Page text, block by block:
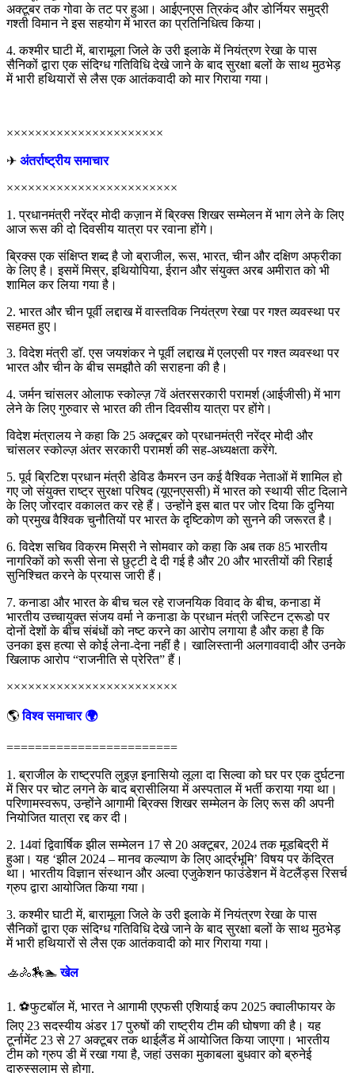
अक्टूबर तक गोवा के तट पर हुआ। आईएनएस त्रिकंद और डोर्नियर समुद्री
गश्ती विमान ने इस सहयोग में भारत का प्रतिनिधित्व किया।
4. कश्मीर घाटी में, बारामूला जिले के उरी इलाके में नियंत्रण रेखा के पास
सैनिकों द्वारा एक संदिग्ध गतिविधि देखे जाने के बाद सुरक्षा बलों के साथ मुठभेड़
में भारी हथियारों से लैस एक आतंकवादी को मार गिराया गया।
××××××××××××××××××××××
✈ अंतर्राष्ट्रीय समाचार
××××××××××××××××××××××××
1. प्रधानमंत्री नरेंद्र मोदी कज़ान में ब्रिक्स शिखर सम्मेलन में भाग लेने के लिए
आज रूस की दो दिवसीय यात्रा पर रवाना होंगे।
ब्रिक्स एक संक्षिप्त शब्द है जो ब्राजील, रूस, भारत, चीन और दक्षिण अफ्रीका
के लिए है। इसमें मिस्र, इथियोपिया, ईरान और संयुक्त अरब अमीरात को भी
शामिल कर लिया गया है।
2. भारत और चीन पूर्वी लद्दाख में वास्तविक नियंत्रण रेखा पर गश्त व्यवस्था पर
सहमत हुए।
3. विदेश मंत्री डॉ. एस जयशंकर ने पूर्वी लद्दाख में एलएसी पर गश्त व्यवस्था पर
भारत और चीन के बीच समझौते की सराहना की है।
4. जर्मन चांसलर ओलाफ स्कोल्ज़ 7वें अंतरसरकारी परामर्श (आईजीसी) में भाग
लेने के लिए गुरुवार से भारत की तीन दिवसीय यात्रा पर होंगे।
विदेश मंत्रालय ने कहा कि 25 अक्टूबर को प्रधानमंत्री नरेंद्र मोदी और
चांसलर स्कोल्ज़ अंतर सरकारी परामर्श की सह-अध्यक्षता करेंगे.
5. पूर्व ब्रिटिश प्रधान मंत्री डेविड कैमरन उन कई वैश्विक नेताओं में शामिल हो
गए जो संयुक्त राष्ट्र सुरक्षा परिषद (यूएनएससी) में भारत को स्थायी सीट दिलाने
के लिए जोरदार वकालत कर रहे हैं। उन्होंने इस बात पर जोर दिया कि दुनिया
को प्रमुख वैश्विक चुनौतियों पर भारत के दृष्टिकोण को सुनने की जरूरत है।
6. विदेश सचिव विक्रम मिस्री ने सोमवार को कहा कि अब तक 85 भारतीय
नागरिकों को रूसी सेना से छुट्टी दे दी गई है और 20 और भारतीयों की रिहाई
सुनिश्चित करने के प्रयास जारी हैं।
7. कनाडा और भारत के बीच चल रहे राजनयिक विवाद के बीच, कनाडा में
भारतीय उच्चायुक्त संजय वर्मा ने कनाडा के प्रधान मंत्री जस्टिन ट्रूडो पर
दोनों देशों के बीच संबंधों को नष्ट करने का आरोप लगाया है और कहा है कि
उनका इस हत्या से कोई लेना-देना नहीं है। खालिस्तानी अलगाववादी और उनके
खिलाफ आरोप “राजनीति से प्रेरित” हैं।
××××××××××××××××××××××××
🌎विश्व समाचार 🌍
========================
1. ब्राजील के राष्ट्रपति लुइज़ इनासियो लूला दा सिल्वा को घर पर एक दुर्घटना
में सिर पर चोट लगने के बाद ब्रासीलिया में अस्पताल में भर्ती कराया गया था।
परिणामस्वरूप, उन्होंने आगामी ब्रिक्स शिखर सम्मेलन के लिए रूस की अपनी
नियोजित यात्रा रद्द कर दी।
2. 14वां द्विवार्षिक झील सम्मेलन 17 से 20 अक्टूबर, 2024 तक मूडबिद्री में
हुआ। यह ‘झील 2024 – मानव कल्याण के लिए आर्द्रभूमि’ विषय पर केंद्रित
था। भारतीय विज्ञान संस्थान और अल्वा एजुकेशन फाउंडेशन में वेटलैंड्स रिसर्च
ग्रुप द्वारा आयोजित किया गया।
3. कश्मीर घाटी में, बारामूला जिले के उरी इलाके में नियंत्रण रेखा के पास
सैनिकों द्वारा एक संदिग्ध गतिविधि देखे जाने के बाद सुरक्षा बलों के साथ मुठभेड़
में भारी हथियारों से लैस एक आतंकवादी को मार गिराया गया।
🚣🚴🏇🏊खेल
1. ⚽फुटबॉल में, भारत ने आगामी एएफसी एशियाई कप 2025 क्वालीफायर के
लिए 23 सदस्यीय अंडर 17 पुरुषों की राष्ट्रीय टीम की घोषणा की है। यह
टूर्नामेंट 23 से 27 अक्टूबर तक थाईलैंड में आयोजित किया जाएगा। भारतीय
टीम को ग्रुप डी में रखा गया है, जहां उसका मुकाबला बुधवार को ब्रुनेई
दारुस्सलाम से होगा.